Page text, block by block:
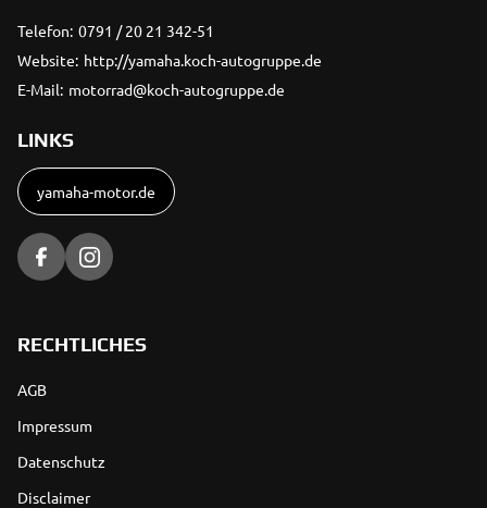
Telefon: 0791 / 20 21 342-51
Website: http://yamaha.koch-autogruppe.de
E-Mail: motorrad@koch-autogruppe.de
LINKS
yamaha-motor.de
RECHTLICHES
AGB
Impressum
Datenschutz
Disclaimer